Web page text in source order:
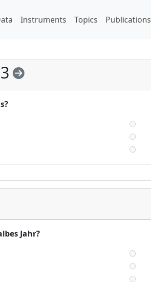
Instruments Topics Publications
Jahr?